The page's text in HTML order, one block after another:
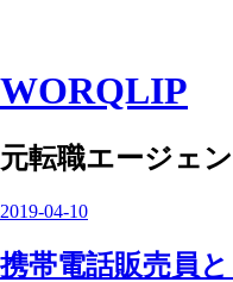
WORQLIP
元転職エージェ
2019-04-10
携帯電話販売員